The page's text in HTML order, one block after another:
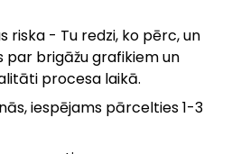
riska - Tu redzi, ko pērc, un
par brigāžu grafikiem un
procesa laikā.
iespējams pārcelties 1-3